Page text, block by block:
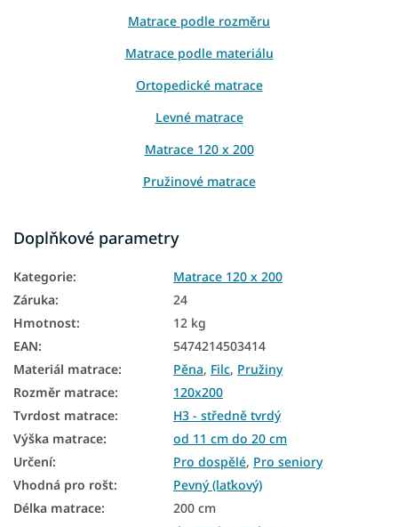
Matrace podle rozměru
Matrace podle materiálu
Ortopedické matrace
Levné matrace
Matrace 120 x 200
Pružinové matrace
Matrace podle nosnosti
Matrace Aloe Vera
Bonellové matrace
Matrace z PUR pěny
Retro matrace
Přírodní matrace
Podlahové matrace
Oboustranné matrace
Doplňkové parametry
Kategorie:
Matrace 120 x 200
Záruka:
24
Hmotnost:
12 kg
EAN:
5474214503414
Materiál matrace: Pěna, Filc, Pružiny
Rozměr matrace:
120x200
Tvrdost matrace:
H3 - středně tvrdý
Výška matrace:
od 11 cm do 20 cm
Určení: Pro dospělé, Pro seniory
Vhodná pro rošt:
Pevný (laťkový)
Délka matrace:
200 cm